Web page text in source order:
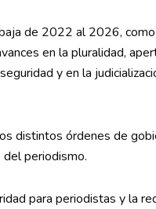
de 2022 al 2026,
en la pluralidad,
y en la
distintos órdenes de
periodismo.
para periodistas y la